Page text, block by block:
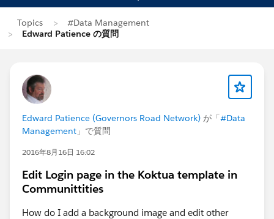
Topics
#Data Management
Edward Patience の質問
Edward Patience (Governors Road Network) が「#Data
Management 」で質問
2016年8月16日 16:02
Edit Login page in the Koktua template in
Communittities
How do I add a background image and edit other